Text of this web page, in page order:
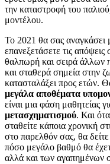
την καταστροφή του
μοντέλου.
Το 2021 θα σας αναγκάσει
επανεξετάσετε τις απόψεις
θαλπωρή και σειρά άλλων
και σταθερά σημεία στην
κατασταλάξει προς ετών.
μεγάλα αποθέματα
είναι μια φάση μαθητείας
μετασχηματισμού. Και
σταθείτε κάποια χρονική
στο παρελθόν σας, θα
πόσο μεγάλο βαθμό θα
αλλά και των αγαπημένων